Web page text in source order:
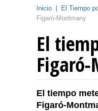
Inicio El Tiempo
Figaró-Montmany
El
El tiempo
Figaró-